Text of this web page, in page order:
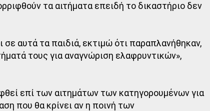
τα αιτήματα επειδή το δικαστήριο δεν
σε αυτά τα παιδιά, εκτιμώ ότι παραπλανήθηκαν,
τους για αναγνώριση ελαφρυντικών»,
επί των αιτημάτων των κατηγορουμένων για
που θα κρίνει αν η ποινή των